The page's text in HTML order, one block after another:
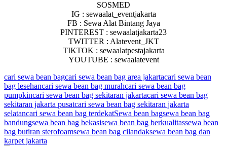
SOSMED
IG : sewaalat_eventjakarta
FB : Sewa Alat Bintang Jaya
PINTEREST : sewaalatjakarta23
TWITTER : Alatevent_JKT
TIKTOK : sewaalatpestajakarta
YOUTUBE : sewaalatevent
cari sewa bean bagcari sewa bean bag area jakartacari sewa bean
bag lesehancari sewa bean bag murahcari sewa bean bag
pumpkincari sewa bean bag sekitaran jakartacari sewa bean bag
sekitaran jakarta pusatcari sewa bean bag sekitaran jakarta
selatancari sewa bean bag terdekatSewa bean bagsewa bean bag
bandungsewa bean bag bekasisewa bean bag berkualitassewa bean
bag butiran sterofoamsewa bean bag cilandaksewa bean bag dan
karpet jakarta